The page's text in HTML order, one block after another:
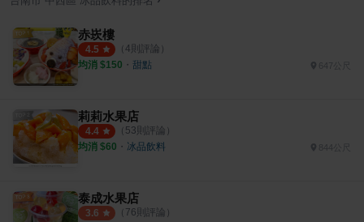
赤崁樓
4.5 （ 4則評論）
均消 $150 ・ 甜點 647公尺
莉莉水果店
4.4 （ 53則評論）
均消 $60 ・ 冰品飲料 844公尺
泰成水果店
3.6 （ 76則評論）